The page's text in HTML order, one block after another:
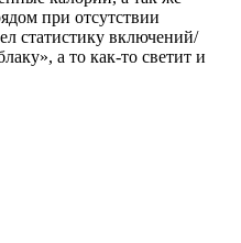
при отсутствии
статистику включений/
а то как-то светит и